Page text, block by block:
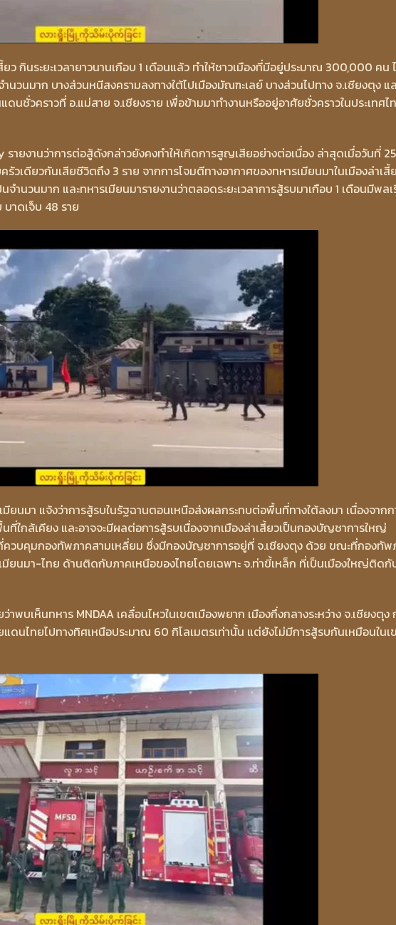
ว กินระยะเวลายาวนานเกือบ 1 เดือนแล้ว ทำให้ชาวเมืองที่มีอยู่ประมาณ 300,000 คน
วนมาก บางส่วนหนีสงครามลงทางใต้ไปเมืองมัณฑะเลย์ บางส่วนไปทาง จ.เชียงตุง แ
นชั่วคราวที่ อ.แม่สาย จ.เชียงราย เพื่อข้ามมาทำงานหรืออยู่อาศัยชั่วคราวในประเทศไ
ายงานว่าการต่อสู้ดังกล่าวยังคงทำให้เกิดการสูญเสียอย่างต่อเนื่อง ล่าสุดเมื่อวันที่ 25
วเดียวกันเสียชีวิตถึง 3 ราย จากการโจมตีทางอากาศของทหารเมียนมาในเมืองล่าเสี้
จำนวนมาก และทหารเมียนมารายงานว่าตลอดระยะเวลาการสู้รบมาเกือบ 1 เดือนมีพล
าดเจ็บ 48 ราย
ยนมา แจ้งว่าการสู้รบในรัฐฉานตอนเหนือส่งผลกระทบต่อพื้นที่ทางใต้ลงมา เนื่องจากก
ใกล้เคียง และอาจจะมีผลต่อการสู้รบเนื่องจากเมืองล่าเสี้ยวเป็นกองบัญชาการใหญ่
ควบคุมกองทัพภาคสามเหลี่ยม ซึ่งมีกองบัญชาการอยู่ที่ จ.เชียงตุง ด้วย ขณะที่กองทัพ
นมา-ไทย ด้านติดกับภาคเหนือของไทยโดยเฉพาะ จ.ท่าขี้เหล็ก ที่เป็นเมืองใหญ่ติดกั
พบเห็นทหาร MNDAA เคลื่อนไหวในเขตเมืองพยาก เมืองกึ่งกลางระหว่าง จ.เชียงตุง
แดนไทยไปทางทิศเหนือประมาณ 60 กิโลเมตรเท่านั้น แต่ยังไม่มีการสู้รบกันเหมือนในเ